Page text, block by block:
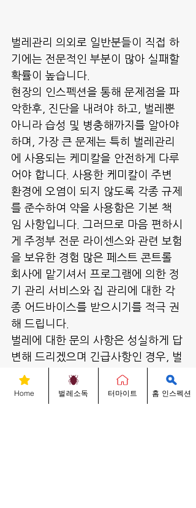
벌레관리 의외로 일반분들이 직접 하
기에는 전문적인 부분이 많아 실패할
확률이 높습니다.
현장의 인스펙션을 통해 문제점을 파
악한후, 진단을 내려야 하고, 벌레뿐
아니라 습성 및 병충해까지를 알아야
하며, 가장 큰 문제는 특히 벌레관리
에 사용되는 케미칼을 안전하게 다루
어야 합니다. 사용한 케미칼이 주변
환경에 오염이 되지 않도록 각종 규제
를 준수하여 약을 사용함은 기본 책
임 사항입니다. 그러므로 마음 편하시
게 주정부 전문 라이센스와 관련 보험
을 보유한 경험 많은 페스트 콘트롤
회사에 맡기셔서 프로그램에 의한 정
기 관리 서비스와 집 관리에 대한 각
종 어드바이스를 받으시기를 적극 권
해 드립니다.
벌레에 대한 문의 사항은 성실하게 답
변해 드리겠으며 긴급사항인 경우, 벌
레박사 직통 678-704-3349로 전화
주시거나 2730 N. Berkeley Lake
Rd B-600 Duluth, GA 30096 (조
Home 벌레소독 터마이트 홈 인스펙션